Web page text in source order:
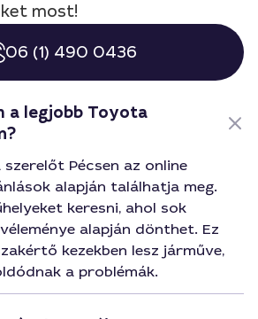
most!
06 (1) 490 0436
a legjobb Toyota
Pécsen az online
alapján találhatja meg.
keresni, ahol sok
alapján dönthet. Ez
kezekben lesz járműve,
a problémák.